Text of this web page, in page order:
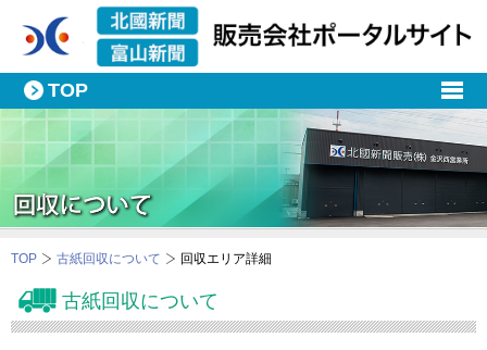
TOP
TOP 古紙回収について 回収エリア詳細
古紙回収について